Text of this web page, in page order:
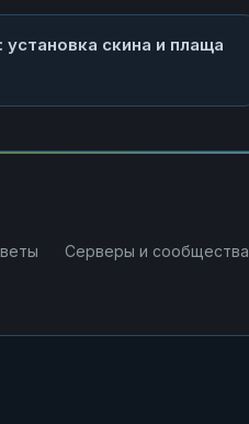
установка скина и плаща
Серверы и сообщества